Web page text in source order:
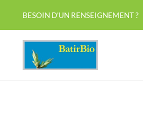
BESOIN D'UN RENSEIGNEMENT ?